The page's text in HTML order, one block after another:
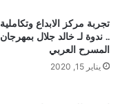
تجربة مركز الابداع
.. ندوة لـ خالد جلال بمهرجان
المسرح العربي
يناير 15, 2020